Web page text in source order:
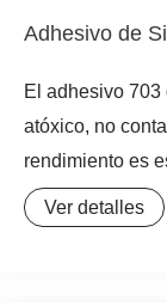
Adhesivo de
El adhesivo
atóxico, no
rendimiento es
Ver detalles